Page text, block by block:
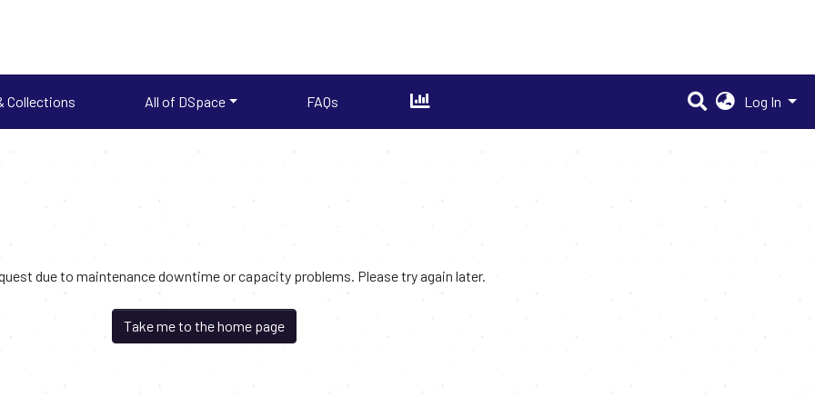
Collections All of DSpace FAQs Log In
due to maintenance downtime or capacity problems. Please try again later.
Take me to the home page